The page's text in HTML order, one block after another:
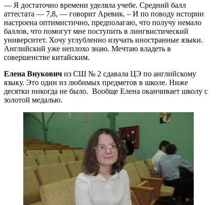
— Я достаточно времени уделяла учебе. Средний балл
аттестата — 7,8, — говорит Аревик. – И по поводу истории
настроена оптимистично, предполагаю, что получу немало
баллов, что помогут мне поступить в лингвистический
университет. Хочу углубленно изучать иностранные языки.
Английский уже неплохо знаю. Мечтаю владеть в
совершенстве китайским.
Елена Внукович из СШ № 2 сдавала ЦЭ по английскому
языку. Это один из любимых предметов в школе. Ниже
десятки никогда не было. Вообще Елена оканчивает школу с
золотой медалью.